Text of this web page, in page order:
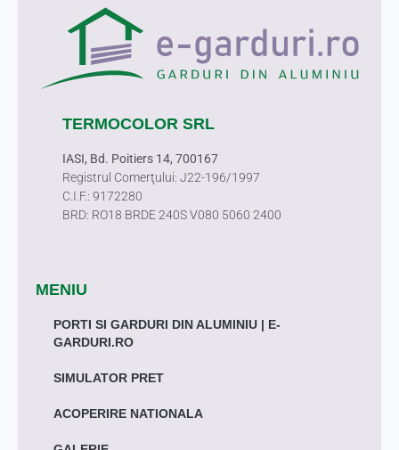
TERMOCOLOR SRL
IASI, Bd. Poitiers 14, 700167
Registrul Comerţului: J22-196/1997
C.I.F.: 9172280
BRD: RO18 BRDE 240S V080 5060 2400
MENIU
PORTI SI GARDURI DIN ALUMINIU | E-
GARDURI.RO
SIMULATOR PRET
ACOPERIRE NATIONALA